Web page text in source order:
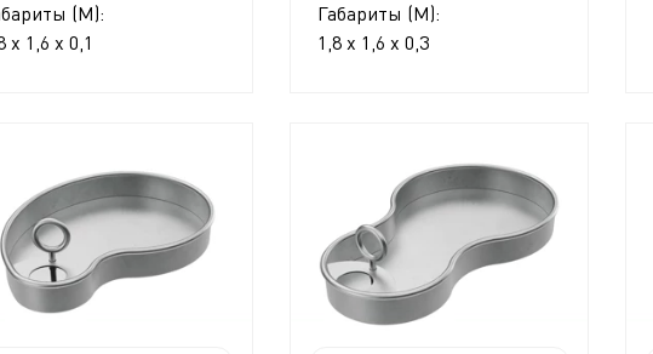
(М):
x 1,6 x 0,1
Габариты (М):
1,8 x 1,6 x 0,3